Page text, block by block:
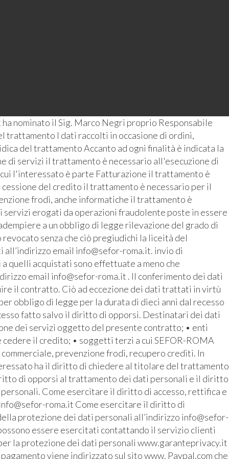
nominato il Sig. Marco Negri proprio Responsabile
trattamento I dati raccolti in occasione di ordini,
del trattamento Accanto ad ogni finalità è indicata la
di servizi il trattamento è necessario all'esecuzione di
l'interessato è parte Fatturazione il trattamento è
del credito il trattamento è necessario per il
frodi, anche informatiche il trattamento è
erogati da operazioni fraudolente poste in essere
a un obbligo di legge rilevazione del grado di
senza che ciò pregiudichi la liceità del
email info@sefor-roma.it. invio di
quelli acquistati sono effettuate a meno che
email info@sefor-roma.it . Il conferimento dei dati
il contratto. Ciò ad eccezione dei dati trattati in virtù
obbligo di legge per la durata di dieci anni dal recesso
fatto salvo il diritto di opporsi. Destinatari dei dati
dei servizi oggetto del presente contratto; • enti
il credito; • soggetti terzi a cui SEFOR-ROMA
prevenzione frodi, recupero crediti. In
ha il diritto di chiedere al titolare del trattamento
di opporsi al trattamento dei dati personali e il diritto
Come esercitare il diritto di accesso, rettifica e
roma.it Come esercitare il diritto di
protezione dei dati personali all’indirizzo info@sefor-
essere esercitati contattando il servizio clienti
la protezione dei dati personali www.garanteprivacy.it
viene indirizzato sul sito www. Paypal.com che